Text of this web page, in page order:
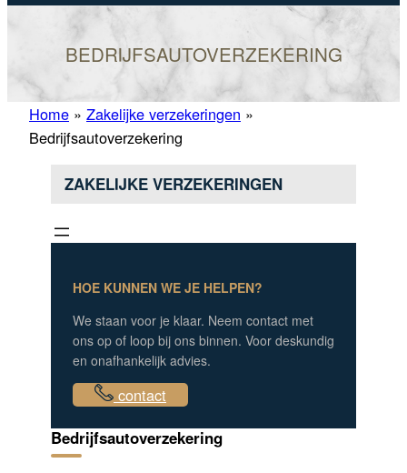
BEDRIJFSAUTOVERZEKERING
Home » Zakelijke verzekeringen »
Bedrijfsautoverzekering
ZAKELIJKE VERZEKERINGEN
HOE KUNNEN WE JE HELPEN?
We staan voor je klaar. Neem contact met
ons op of loop bij ons binnen. Voor deskundig
en onafhankelijk advies.
contact
Bedrijfsautoverzekering